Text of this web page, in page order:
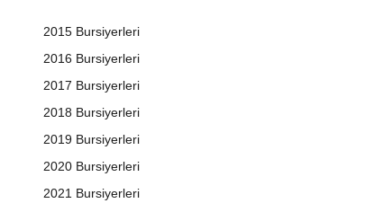
2015 Bursiyerleri
2016 Bursiyerleri
2017 Bursiyerleri
2018 Bursiyerleri
2019 Bursiyerleri
2020 Bursiyerleri
2021 Bursiyerleri